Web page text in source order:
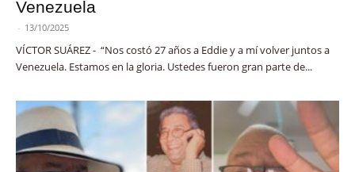
Venezuela
- 13/10/2025
VÍCTOR SUÁREZ - “Nos costó 27 años a Eddie y a mí volver juntos a
Venezuela. Estamos en la gloria. Ustedes fueron gran parte de...